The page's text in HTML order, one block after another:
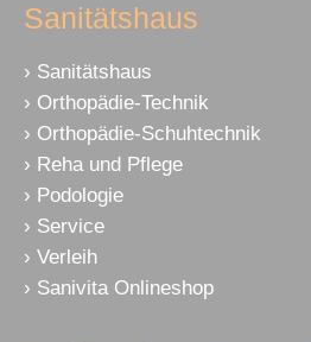
Sanitätshaus
Sanitätshaus
Orthopädie-Technik
Orthopädie-Schuhtechnik
Reha und Pflege
Podologie
Service
Verleih
Sanivita Onlineshop